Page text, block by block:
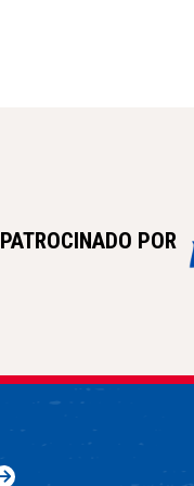
PATROCINADO POR